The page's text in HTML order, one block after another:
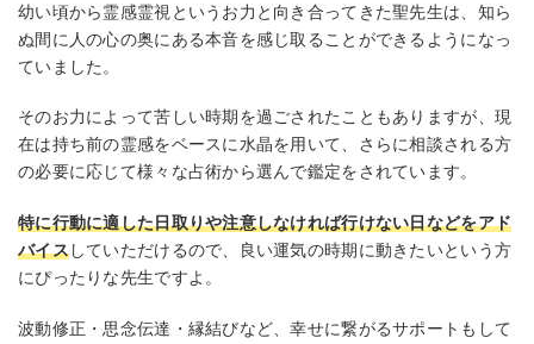
幼い頃から霊感霊視というお力と向き合ってきた聖先生は、知ら
ぬ間に人の心の奥にある本音を感じ取ることができるようになっ
ていました。
そのお力によって苦しい時期を過ごされたこともありますが、現
在は持ち前の霊感をベースに水晶を用いて、さらに相談される方
の必要に応じて様々な占術から選んで鑑定をされています。
特に行動に適した日取りや注意しなければ行けない日などをアド
バイスしていただけるので、良い運気の時期に動きたいという方
にぴったりな先生ですよ。
波動修正・思念伝達・縁結びなど、幸せに繋がるサポートもして